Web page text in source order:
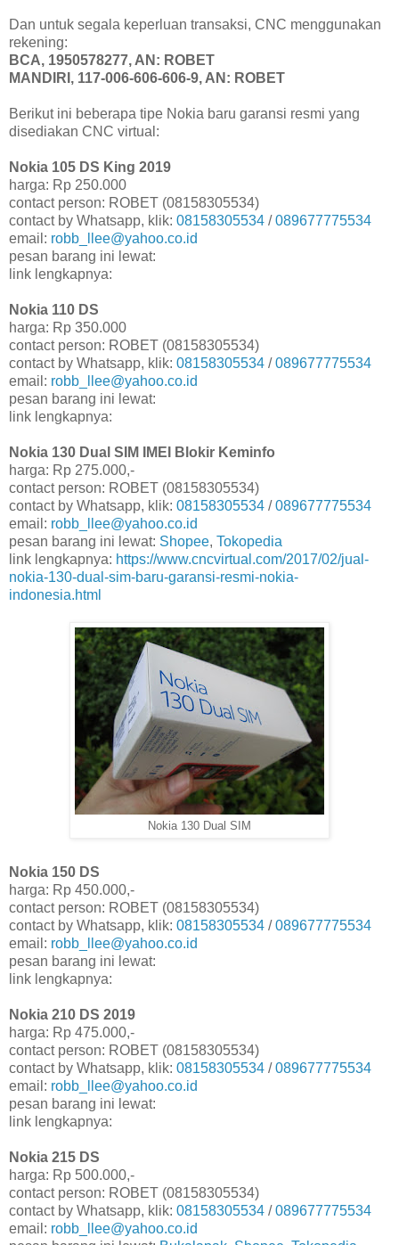
Dan untuk segala keperluan transaksi, CNC menggunakan
rekening:
BCA, 1950578277, AN: ROBET
MANDIRI, 117-006-606-606-9, AN: ROBET
Berikut ini beberapa tipe Nokia baru garansi resmi yang
disediakan CNC virtual:
Nokia 105 DS King 2019
harga: Rp 250.000
contact person: ROBET (08158305534)
contact by Whatsapp, klik: 08158305534 /089677775534
email: robb_llee@yahoo.co.id
pesan barang ini lewat:
link lengkapnya:
Nokia 110 DS
harga: Rp 350.000
contact person: ROBET (08158305534)
contact by Whatsapp, klik: 08158305534 /089677775534
email: robb_llee@yahoo.co.id
pesan barang ini lewat:
link lengkapnya:
Nokia 130 Dual SIM IMEI Blokir Keminfo
harga: Rp 275.000,-
contact person: ROBET (08158305534)
contact by Whatsapp, klik: 08158305534 /089677775534
email: robb_llee@yahoo.co.id
pesan barang ini lewat: Shopee, Tokopedia
link lengkapnya: https://www.cncvirtual.com/2017/02/jual-
nokia-130-dual-sim-baru-garansi-resmi-nokia-
indonesia.html
Nokia 130 Dual SIM
Nokia 150 DS
harga: Rp 450.000,-
contact person: ROBET (08158305534)
contact by Whatsapp, klik: 08158305534 /089677775534
email: robb_llee@yahoo.co.id
pesan barang ini lewat:
link lengkapnya:
Nokia 210 DS 2019
harga: Rp 475.000,-
contact person: ROBET (08158305534)
contact by Whatsapp, klik: 08158305534 /089677775534
email: robb_llee@yahoo.co.id
pesan barang ini lewat:
link lengkapnya:
Nokia 215 DS
harga: Rp 500.000,-
contact person: ROBET (08158305534)
contact by Whatsapp, klik: 08158305534 /089677775534
email: robb_llee@yahoo.co.id